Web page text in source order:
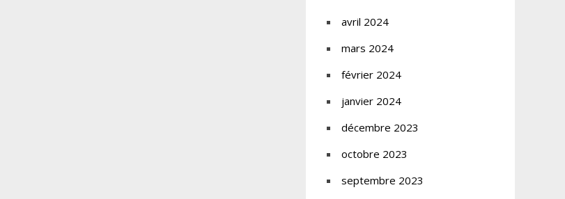
avril 2024
mars 2024
février 2024
janvier 2024
décembre 2023
octobre 2023
septembre 2023